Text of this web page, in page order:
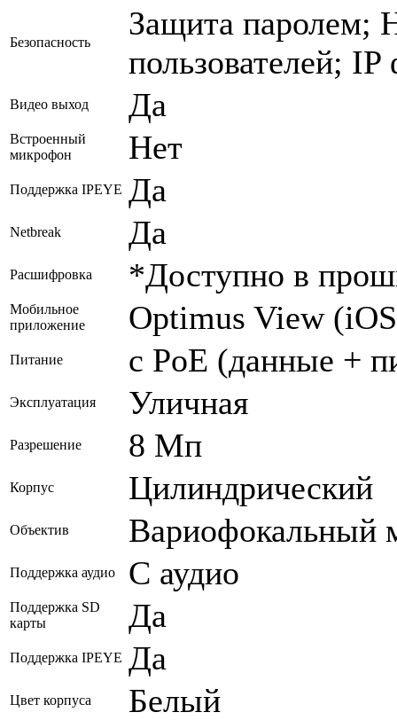
Безопасность
Защита паролем;
пользователей; IP
Видео выход Да
Встроенный
микрофон
Нет
Поддержка IPEYE Да
Netbreak Да
Расшифровка *Доступно в
Мобильное
приложение
Optimus View
Питание с PoE (данные +
Эксплуатация Уличная
Разрешение 8 Мп
Корпус Цилиндрический
Объектив Вариофокальный
Поддержка аудио С аудио
Поддержка SD
карты
Да
Поддержка IPEYE Да
Цвет корпуса Белый